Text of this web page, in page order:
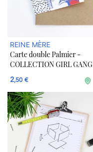
REINE MÈRE
Carte double Palmier -
COLLECTION GIRL GANG
2,50 €